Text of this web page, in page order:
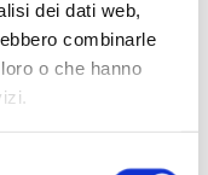
dei dati web,
combinarle
o che hanno
LEGGI